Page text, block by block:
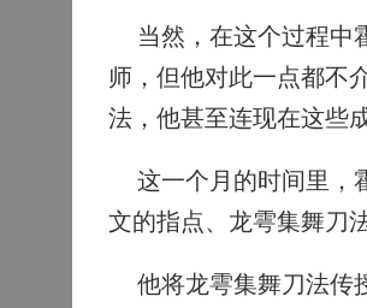
当然，在这个过程中
师，但他对此一点都不
法，他甚至连现在这些
这一个月的时间里，
文的指点、龙雩集舞刀
他将龙雩集舞刀法传